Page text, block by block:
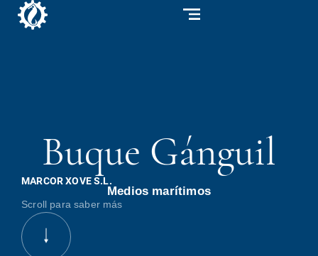
Buque Gánguil
MARCOR XOVE S.L.
Medios marítimos
Scroll para saber más